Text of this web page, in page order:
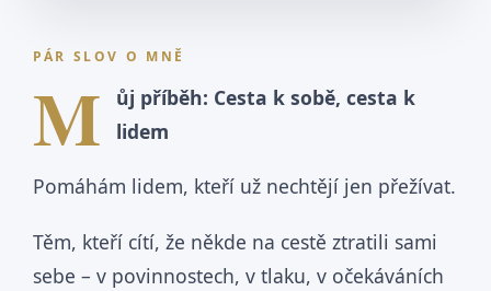
PÁR SLOV O MNĚ
M
ůj příběh: Cesta k sobě, cesta k
lidem
Pomáhám lidem, kteří už nechtějí jen přežívat.
Těm, kteří cítí, že někde na cestě ztratili sami
sebe – v povinnostech, v tlaku, v očekáváních